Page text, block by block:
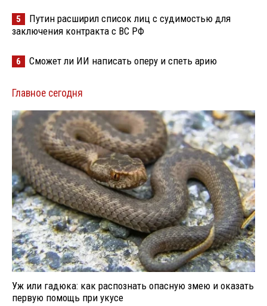
5
Путин расширил список лиц с судимостью для
заключения контракта с ВС РФ
6 Сможет ли ИИ написать оперу и спеть арию
Главное сегодня
Уж или гадюка: как распознать опасную змею и оказать
первую помощь при укусе